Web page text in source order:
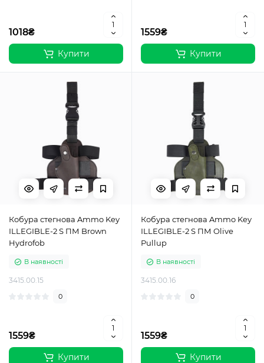
1018₴
Купити
1559₴
Купити
Кобура стегнова Ammo Key
ILLEGIBLE-2 S ПМ Brown
Hydrofob
В наявності
3415.00.15
0
1559₴
Купити
Кобура стегнова Ammo Key
ILLEGIBLE-2 S ПМ Olive
Pullup
В наявності
3415.00.16
0
1559₴
Купити